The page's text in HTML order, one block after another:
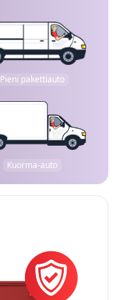
Pieni pakettiauto
Kuorma-auto